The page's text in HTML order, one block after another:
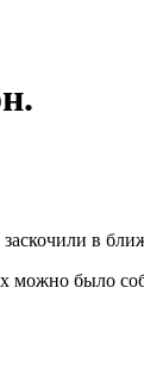
в
можно было